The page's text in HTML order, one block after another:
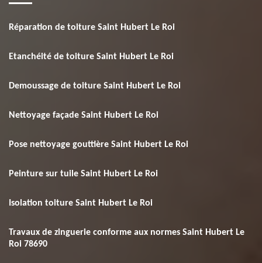
Réparation de toiture Saint Hubert Le Roi
Etanchéité de toiture Saint Hubert Le Roi
Demoussage de toiture Saint Hubert Le Roi
Nettoyage façade Saint Hubert Le Roi
Pose nettoyage gouttière Saint Hubert Le Roi
Peinture sur tuile Saint Hubert Le Roi
Isolation toiture Saint Hubert Le Roi
Travaux de zinguerie conforme aux normes Saint Hubert Le
Roi 78690